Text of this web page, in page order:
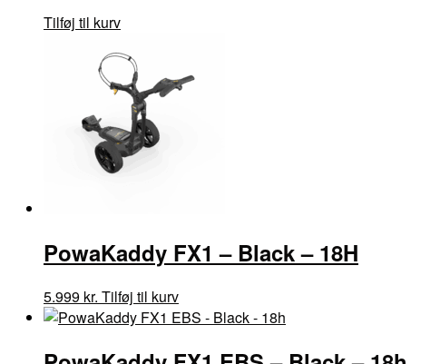
Tilføj til kurv
PowaKaddy FX1 – Black – 18H
5.999 kr. Tilføj til kurv